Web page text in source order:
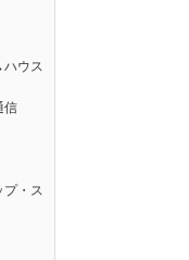
ウス
信
プ・ス